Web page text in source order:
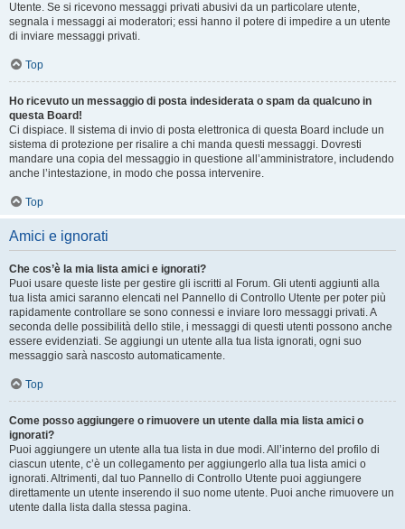
Utente. Se si ricevono messaggi privati ​​abusivi da un particolare utente,
segnala i messaggi ai moderatori; essi hanno il potere di impedire a un utente
di inviare messaggi privati​​.
Top
Ho ricevuto un messaggio di posta indesiderata o spam da qualcuno in
questa Board!
Ci dispiace. Il sistema di invio di posta elettronica di questa Board include un
sistema di protezione per risalire a chi manda questi messaggi. Dovresti
mandare una copia del messaggio in questione all’amministratore, includendo
anche l’intestazione, in modo che possa intervenire.
Top
Amici e ignorati
Che cos’è la mia lista amici e ignorati?
Puoi usare queste liste per gestire gli iscritti al Forum. Gli utenti aggiunti alla
tua lista amici saranno elencati nel Pannello di Controllo Utente per poter più
rapidamente controllare se sono connessi e inviare loro messaggi privati. A
seconda delle possibilità dello stile, i messaggi di questi utenti possono anche
essere evidenziati. Se aggiungi un utente alla tua lista ignorati, ogni suo
messaggio sarà nascosto automaticamente.
Top
Come posso aggiungere o rimuovere un utente dalla mia lista amici o
ignorati?
Puoi aggiungere un utente alla tua lista in due modi. All’interno del profilo di
ciascun utente, c’è un collegamento per aggiungerlo alla tua lista amici o
ignorati. Altrimenti, dal tuo Pannello di Controllo Utente puoi aggiungere
direttamente un utente inserendo il suo nome utente. Puoi anche rimuovere un
utente dalla lista dalla stessa pagina.